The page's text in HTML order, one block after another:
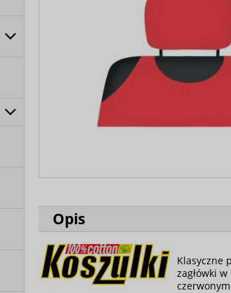
Opis
Klasyczne
zagłówki